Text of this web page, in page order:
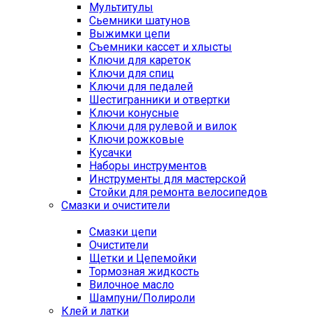
Мультитулы
Сьемники шатунов
Выжимки цепи
Съемники кассет и хлысты
Ключи для кареток
Ключи для спиц
Ключи для педалей
Шестигранники и отвертки
Ключи конусные
Ключи для рулевой и вилок
Ключи рожковые
Кусачки
Наборы инструментов
Инструменты для мастерской
Стойки для ремонта велосипедов
Смазки и очистители
Смазки цепи
Очистители
Щетки и Цепемойки
Тормозная жидкость
Вилочное масло
Шампуни/Полироли
Клей и латки